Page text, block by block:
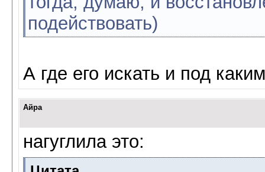
подействовать)
А где его искать и под
Айра
нагуглила это: